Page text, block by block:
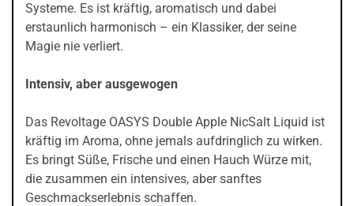
Systeme. Es ist kräftig, aromatisch und dabei
erstaunlich harmonisch – ein Klassiker, der seine
Magie nie verliert.
Intensiv, aber ausgewogen
Das Revoltage OASYS Double Apple NicSalt Liquid ist
kräftig im Aroma, ohne jemals aufdringlich zu wirken.
Es bringt Süße, Frische und einen Hauch Würze mit,
die zusammen ein intensives, aber sanftes
Geschmackserlebnis schaffen.